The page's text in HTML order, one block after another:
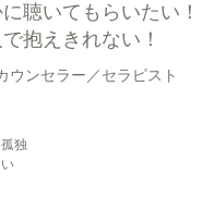
聴いてもらいたい！
抱えきれない！
ウンセラー／セラピスト
独